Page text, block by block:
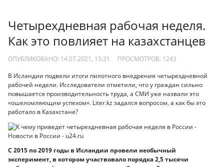
Четырехдневная рабочая неделя.
Как это повлияет на казахстанцев
ОПУБЛИКОВАНО: 14.07.2021, 15:21 ПРОСМОТРОВ: 1243
В Исландии подвели итоги пилотного внедрения четырехдневной
рабочей недели. Исследователи отметили, что у граждан сильно
повышается производительность труда, а СМИ уже назвали это
«ошеломляющим успехом». Liter.kz задался вопросом, а как бы это
работало в Казахстане?
С 2015 по 2019 годы в Исландии провели необычный
эксперимент, в котором участвовало порядка 2,5 тысячи